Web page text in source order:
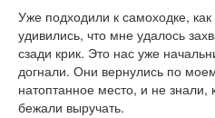
Уже подходили к самоходке,
удивились, что мне удалось
сзади крик. Это нас уже
догнали. Они вернулись по
натоптанное место, и не знали,
бежали выручать.